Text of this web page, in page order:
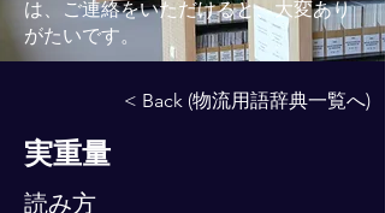
は、ご連絡をいただけると、大変あり
がたいです。
< Back (物流用語辞典一覧へ)
実重量
読み方